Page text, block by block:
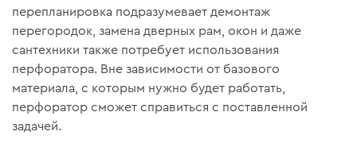
перепланировка подразумевает демонтаж
перегородок, замена дверных рам, окон и даже
сантехники также потребует использования
перфоратора. Вне зависимости от базового
материала, с которым нужно будет работать,
перфоратор сможет справиться с поставленной
задачей.